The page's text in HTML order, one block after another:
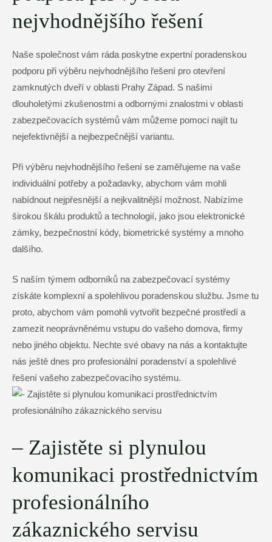
nejvhodnějšího ‍řešení
Naše společnost vám⁢ ráda poskytne expertní poradenskou
podporu ‌při výběru nejvhodnějšího řešení pro otevření⁢
zamknutých dveří v oblasti Prahy​ Západ. S našimi ​
dlouholetými zkušenostmi a odbornými znalostmi v⁢ oblasti
zabezpečovacích ⁢systémů ​vám můžeme ⁤pomoci najít ​tu
⁤nejefektivnější a nejbezpečnější variantu.
Při⁤ výběru nejvhodnějšího řešení se ⁣zaměřujeme ‍na vaše
individuální ⁢potřeby a požadavky, abychom vám ⁤mohli
nabídnout‌ nejpřesnější a nejkvalitnější možnost. Nabízíme
⁢širokou škálu produktů a technologií, ‍jako jsou elektronické
zámky, bezpečnostní⁣ kódy,‌ biometrické​ systémy a⁤ mnoho
dalšího.
S naším⁤ týmem odborníků na zabezpečovací systémy
získáte komplexní a spolehlivou poradenskou službu. Jsme tu
proto, abychom vám pomohli vytvořit ‍bezpečné prostředí a⁤
zamezit neoprávněnému vstupu do vašeho⁢ domova, firmy
nebo jiného⁤ objektu. Nechte své obavy na nás a kontaktujte
nás ještě dnes pro profesionální poradenství‍ a spolehlivé
řešení vašeho⁤ zabezpečovacího systému.
– Zajistěte ​si plynulou
komunikaci ‍prostřednictvím
profesionálního
zákaznického servisu